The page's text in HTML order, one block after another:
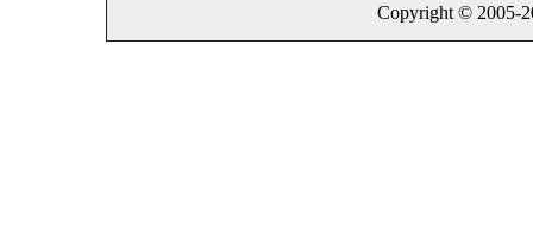
Copyright © 2005-